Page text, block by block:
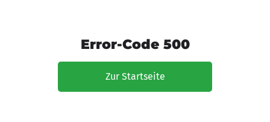
Error-Code 500
Zur Startseite